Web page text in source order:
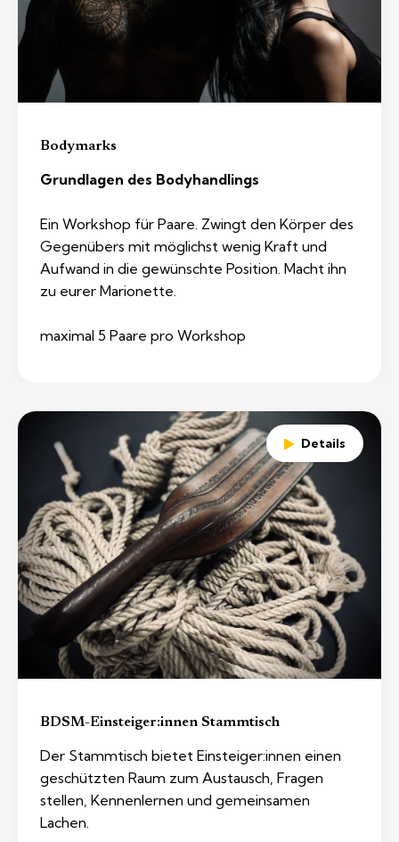
Bodymarks
Grundlagen des Bodyhandlings
Ein Workshop für Paare. Zwingt den Körper des
Gegenübers mit möglichst wenig Kraft und
Aufwand in die gewünschte Position. Macht ihn
zu eurer Marionette.
maximal 5 Paare pro Workshop
Details
BDSM-Einsteiger:innen Stammtisch
Der Stammtisch bietet Einsteiger:innen einen
geschützten Raum zum Austausch, Fragen
stellen, Kennenlernen und gemeinsamen
Lachen.